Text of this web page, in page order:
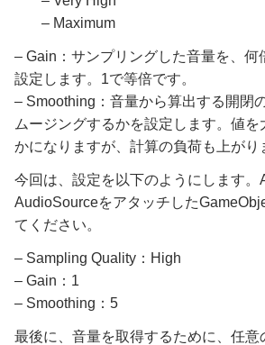
– Maximum
– Gain：サンプリングした音量を、何
設定します。1で等倍です。
– Smoothing：音量から算出する開閉
ムージングするかを設定します。値を
かになりますが、計算の負荷も上がり
今回は、設定を以下のようにします。
AudioSourceをアタッチした
てください。
– Sampling Quality：High
– Gain：1
– Smoothing：5
最後に、音量を取得するために、任意